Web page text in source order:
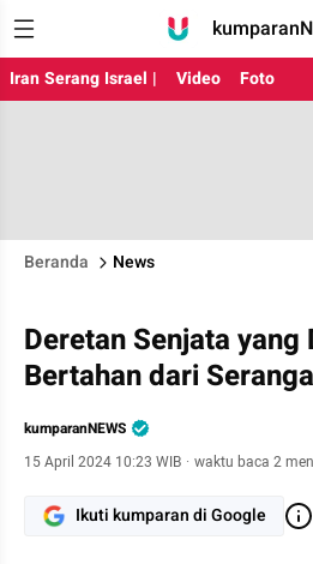
Iran Serang Israel | Video Foto
Beranda News
Deretan Senjata yang
Bertahan dari
kumparanNEWS
15 April 2024 10:23 WIB · waktu baca 2
Ikuti kumparan di Google